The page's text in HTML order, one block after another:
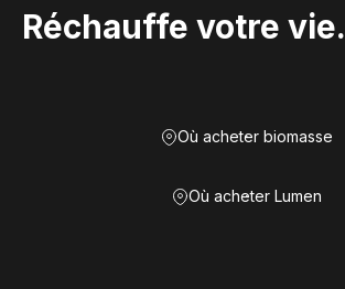
Réchauffe votre vie.
Où acheter biomasse
Où acheter Lumen